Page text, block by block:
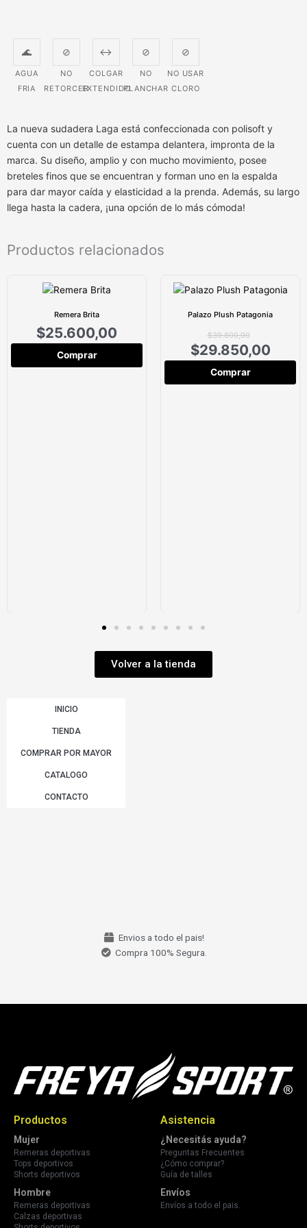
🌊
AGUA
FRIA
⊘
NO
RETORCER
↔
COLGAR
EXTENDIDO
⊘
NO
PLANCHAR
⊘
NO USAR
CLORO
La nueva sudadera Laga está confeccionada con polisoft y
cuenta con un detalle de estampa delantera, impronta de la
marca. Su diseño, amplio y con mucho movimiento, posee
breteles finos que se encuentran y forman uno en la espalda
para dar mayor caída y elasticidad a la prenda. Además, su largo
llega hasta la cadera, ¡una opción de lo más cómoda!
Productos relacionados
Remera Brita
$25.600,00
Comprar
Palazo Plush Patagonia
$39.800,00
$29.850,00
Comprar
Volver a la tienda
INICIO
TIENDA
COMPRAR POR MAYOR
CATALOGO
CONTACTO
Envios a todo el pais!
Compra 100% Segura.
Productos
Mujer
Remeras deportivas
Tops deportivos
Shorts deportivos
Hombre
Remeras deportivas
Calzas deportivas
Asistencia
¿Necesitás ayuda?
Preguntas Frecuentes
¿Cómo comprar?
Guía de talles
Envíos
Envíos a todo el pais.